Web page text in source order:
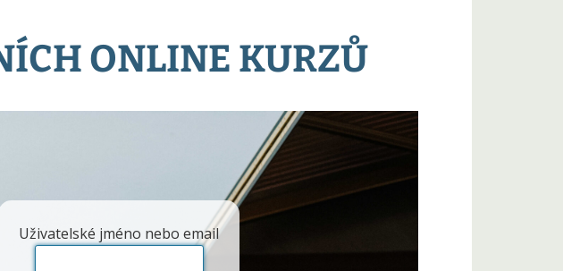
ONLINE KURZŮ
Uživatelské jméno nebo email